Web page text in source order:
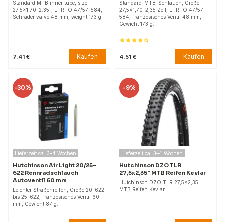
Standard MTB inner tube, size
27.5x1.70-2.35", ETRTO 47/57-584,
Schrader valve 48 mm, weight 173 g.
7.41 € Kaufen
Standard-MTB-Schlauch, Größe
27,5x1,70-2,35 Zoll, ETRTO 47/57-
584, französisches Ventil 48 mm,
Gewicht 173 g.
4.51 € Kaufen
-30%
Lieferzeit ca. 3–4 Wochen
Hutchinson Air Light 20/25-
622 Rennradschlauch
Autoventil 60 mm
Leichter Straßenreifen, Größe 20-622
bis 25-622, französisches Ventil 60
mm, Gewicht 87 g.
-9%
Lieferzeit ca. 3–4 Wochen
Hutchinson DZO TLR
27,5x2,35" MTB Reifen Kevlar
Hutchinson DZO TLR 27,5x2,35"
MTB Reifen Kevlar